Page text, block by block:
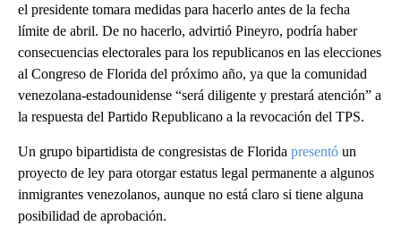
el presidente tomara medidas para hacerlo antes de la fecha
límite de abril. De no hacerlo, advirtió Pineyro, podría haber
consecuencias electorales para los republicanos en las elecciones
al Congreso de Florida del próximo año, ya que la comunidad
venezolana-estadounidense “será diligente y prestará atención” a
la respuesta del Partido Republicano a la revocación del TPS.
Un grupo bipartidista de congresistas de Florida presentó un
proyecto de ley para otorgar estatus legal permanente a algunos
inmigrantes venezolanos, aunque no está claro si tiene alguna
posibilidad de aprobación.